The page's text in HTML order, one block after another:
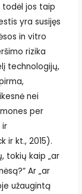
todėl jos taip
yra susijęs
in vitro
rizika
technologijų,
nei
per
ir
ir kt., 2015).
tokių kaip „ar
Ar „ar
užaugintą